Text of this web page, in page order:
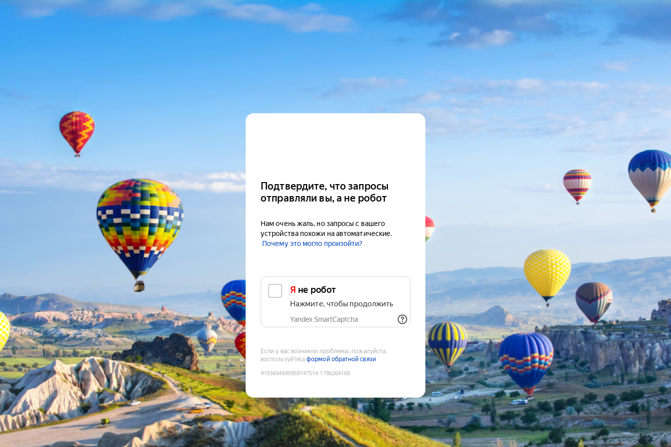
Подтвердите, что запросы
отправляли вы, а не робот
Нам очень жаль, но запросы с вашего
устройства похожи на автоматические.
Почему это могло произойти?
Я не робот
Нажмите, чтобы продолжить
Yandex SmartCaptcha
Если у вас возникли проблемы, пожалуйста,
воспользуйтесьформой обратной связи
9193694690959747514:1786264168